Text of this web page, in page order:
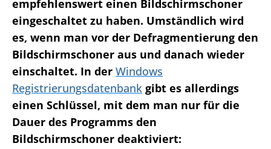
empfehlenswert einen Bildschirmschoner
eingeschaltet zu haben. Umständlich wird
es, wenn man vor der Defragmentierung den
Bildschirmschoner aus und danach wieder
einschaltet. In der Windows
Registrierungsdatenbank gibt es allerdings
einen Schlüssel, mit dem man nur für die
Dauer des Programms den
Bildschirmschoner deaktiviert: